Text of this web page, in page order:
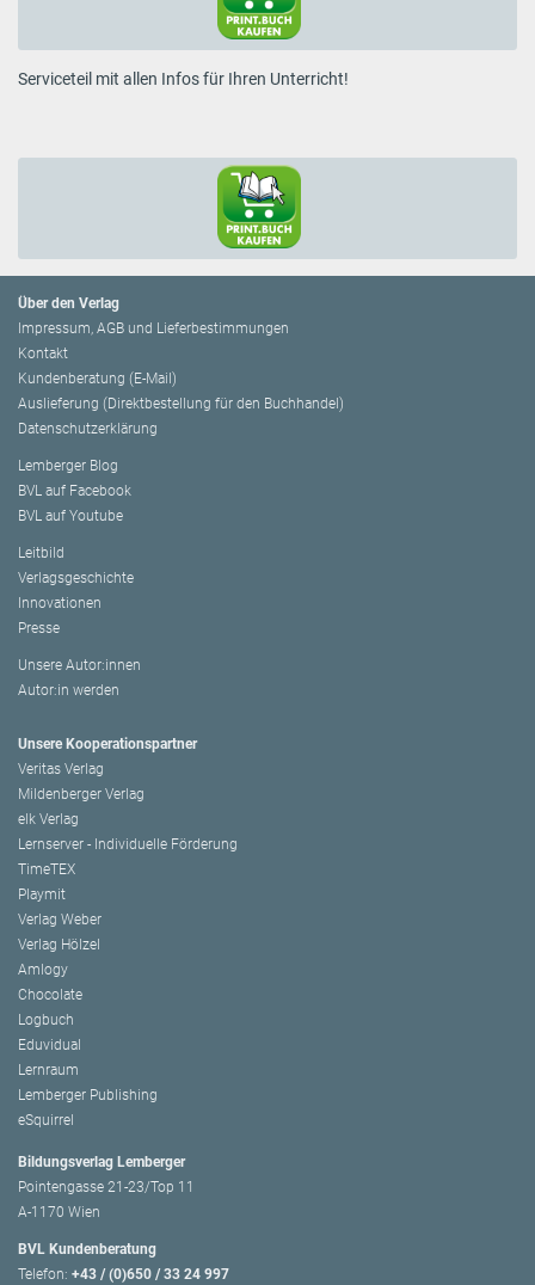
Serviceteil mit allen Infos für Ihren Unterricht!
Über den Verlag
Impressum, AGB und Lieferbestimmungen
Kontakt
Kundenberatung (E-Mail)
Auslieferung (Direktbestellung für den Buchhandel)
Datenschutzerklärung
Lemberger Blog
BVL auf Facebook
BVL auf Youtube
Leitbild
Verlagsgeschichte
Innovationen
Presse
Unsere Autor:innen
Autor:in werden
Unsere Kooperationspartner
Veritas Verlag
Mildenberger Verlag
elk Verlag
Lernserver - Individuelle Förderung
TimeTEX
Playmit
Verlag Weber
Verlag Hölzel
Amlogy
Chocolate
Logbuch
Eduvidual
Lernraum
Lemberger Publishing
eSquirrel
Bildungsverlag Lemberger
Pointengasse 21-23/Top 11
A-1170 Wien
BVL Kundenberatung
Telefon: +43 / (0)650 / 33 24 997